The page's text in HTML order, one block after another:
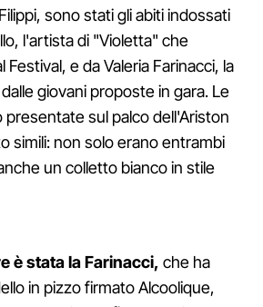
sono stati gli abiti indossati
l'artista di "Violetta" che
Festival, e da Valeria Farinacci, la
giovani proposte in gara. Le
sul palco dell'Ariston
simili: non solo erano entrambi
un colletto bianco in stile
è stata la Farinacci, che ha
in pizzo firmato Alcoolique,